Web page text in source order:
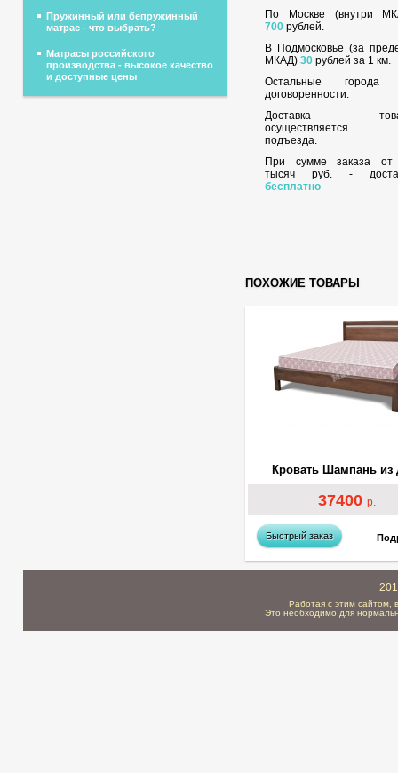
По Москве (внутри
700 рублей.
В Подмосковье (за
МКАД)30 рублей за 1 км.
Остальные города
договоренности.
Доставка
осуществляется
подъезда.
При сумме заказа
тысяч руб. -
бесплатно
ПОХОЖИЕ ТОВАРЫ
37400р.
Кровать Шампань из
Быстрый заказ
Пружинный или бепружинный
матрас - что выбрать?
Матрасы российского
производства - высокое качество
и доступные цены
Работая с этим сайтом,
Это необходимо для